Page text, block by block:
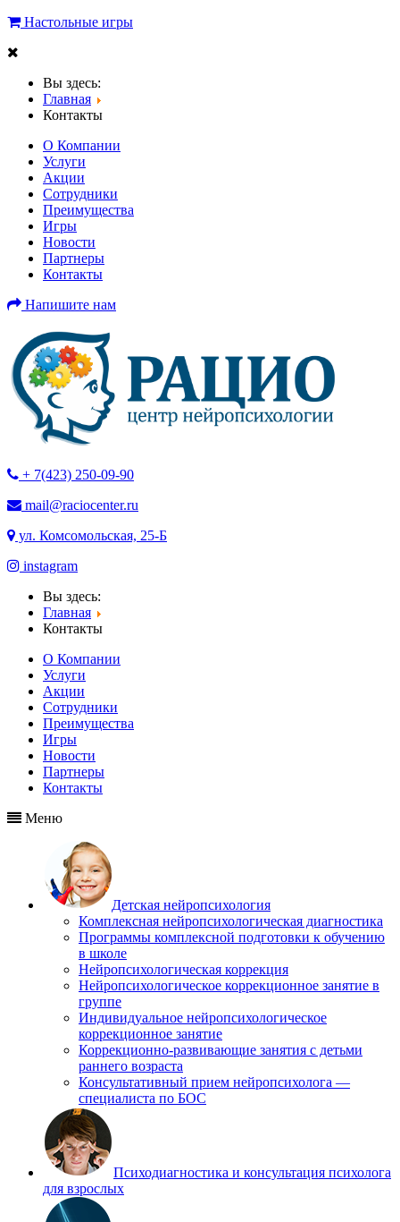
Настольные игры
Вы здесь:
Главная
Контакты
О Компании
Услуги
Акции
Cотрудники
Преимущества
Игры
Новости
Партнеры
Контакты
Напишите нам
+ 7(423) 250-09-90
mail@raciocenter.ru
ул. Комсомольская, 25-Б
instagram
Вы здесь:
Главная
Контакты
О Компании
Услуги
Акции
Cотрудники
Преимущества
Игры
Новости
Партнеры
Контакты
Меню
Детская нейропсихология
Комплексная нейропсихологическая диагностика
Программы комплексной подготовки к обучению
в школе
Нейропсихологическая коррекция
Нейропсихологическое коррекционное занятие в
группе
Индивидуальное нейропсихологическое
коррекционное занятие
Коррекционно-развивающие занятия с детьми
раннего возраста
Консультативный прием нейропсихолога —
специалиста по БОС
Психодиагностика и консультация психолога
для взрослых